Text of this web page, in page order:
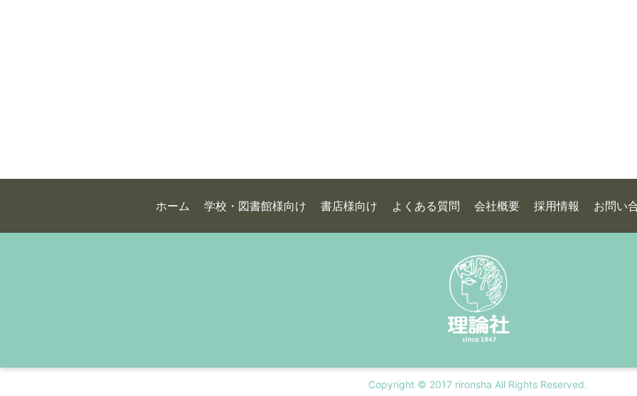
ホーム 学校・図書館様向け 書店様向け よくある質問 会社概要 採用情報 お問い
Copyright © 2017 rironsha All Rights Reserved.